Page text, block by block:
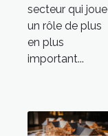
secteur qui joue
un rôle de plus
en plus
important...